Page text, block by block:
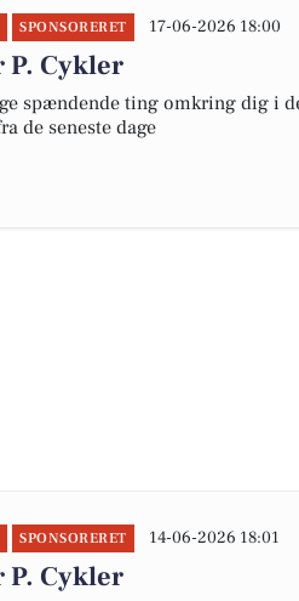
SPONSORERET 17-06-2026 18:00
P. Cykler
spændende ting omkring dig i
de seneste dage
SPONSORERET 14-06-2026 18:01
P. Cykler